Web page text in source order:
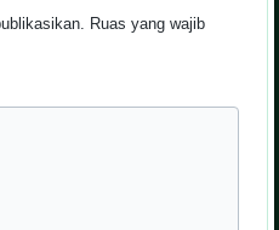
Ruas yang wajib